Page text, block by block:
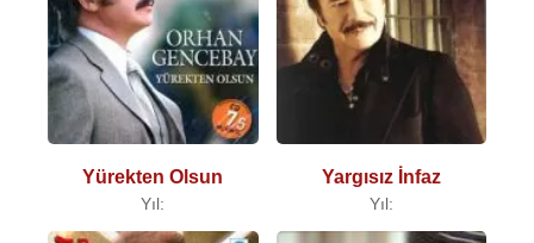
Yürekten Olsun
Yıl:
Yargısız İnfaz
Yıl: